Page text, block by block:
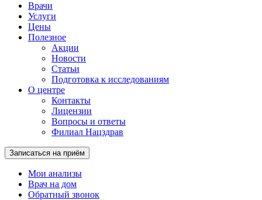
Врачи
Услуги
Цены
Полезное
Акции
Новости
Статьи
Подготовка к исследованиям
О центре
Контакты
Лицензии
Вопросы и ответы
Филиал Нацздрав
Записаться на приём
Мои анализы
Врач на дом
Обратный звонок